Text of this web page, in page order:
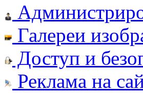
Галереи
Доступ и
Реклама на